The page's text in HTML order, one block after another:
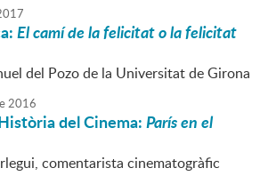
El camí de la felicitat o la felicitat
del Pozo de la Universitat de Girona
2016
del Cinema:París en el
comentarista cinematogràfic